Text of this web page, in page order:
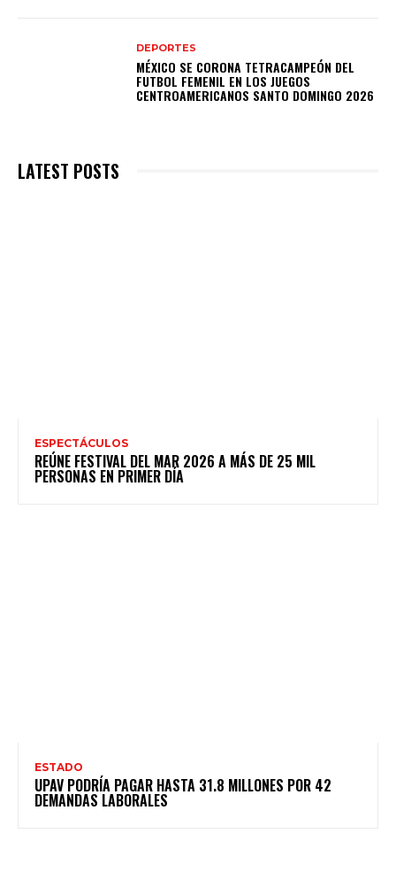
DEPORTES
MÉXICO SE CORONA TETRACAMPEÓN DEL
FUTBOL FEMENIL EN LOS JUEGOS
CENTROAMERICANOS SANTO DOMINGO 2026
LATEST POSTS
ESPECTÁCULOS
REÚNE FESTIVAL DEL MAR 2026 A MÁS DE 25 MIL
PERSONAS EN PRIMER DÍA
ESTADO
UPAV PODRÍA PAGAR HASTA 31.8 MILLONES POR 42
DEMANDAS LABORALES